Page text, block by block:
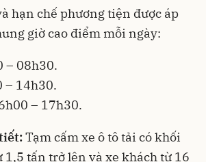
hạn chế phương tiện được áp
giờ cao điểm mỗi ngày:
– 08h30.
– 14h30.
– 17h30.
Tạm cấm xe ô tô tải có khối
1,5 tấn trở lên và xe khách từ 16